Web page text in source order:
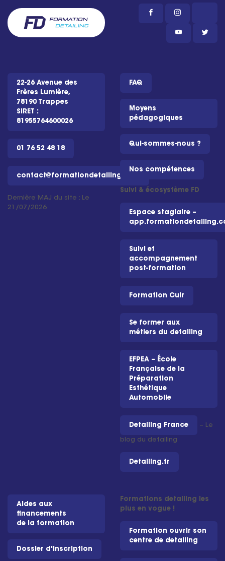
22-26 Avenue des
Frères Lumière,
78190 Trappes
SIRET :
81955764600026
01 76 52 48 18
contact@formationdetailing.com
Dernière MAJ du site : Le
21/07/2026
FAQ
Moyens
pédagogiques
Qui-sommes-nous ?
Nos compétences
Suivi & écosystème FD
Espace stagiaire –
Suivi et
accompagnement
post-formation
Formation Cuir
Se former aux
métiers du detailing
EFPEA – École
Française de la
Préparation
Esthétique
Automobile
Detailing France – Le
blog du detailing
Detailing.fr
Aides aux
financements
de la formation
Dossier d'inscription
Formations detailing les
plus en vogue !
Formation ouvrir son
centre de detailing